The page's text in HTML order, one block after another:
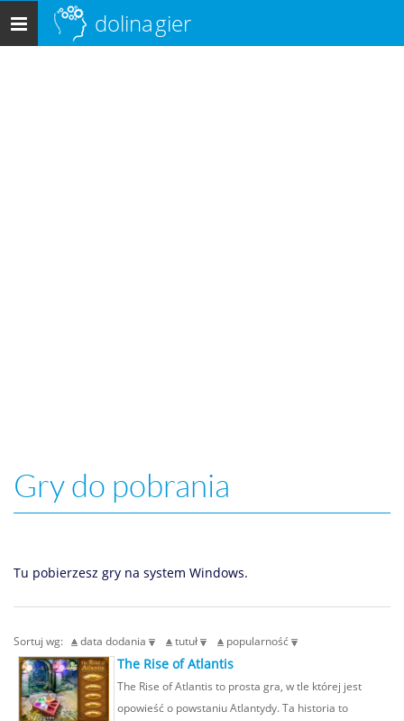
Menu
główne
dolinagier
Gry do pobrania
Tu pobierzesz gry na system Windows.
Sortuj wg: data dodania tutuł popularność
The Rise of Atlantis
The Rise of Atlantis to prosta gra, w tle której jest
opowieść o powstaniu Atlantydy. Ta historia to